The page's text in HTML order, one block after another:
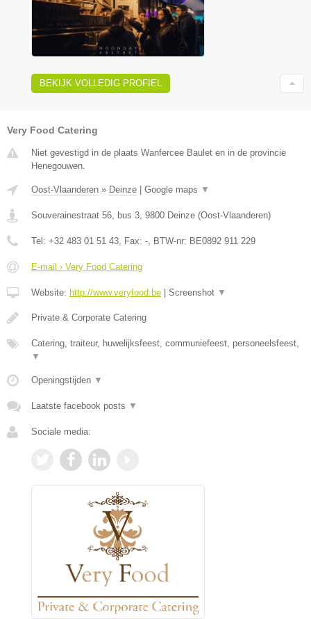
BEKIJK VOLLEDIG PROFIEL
Very Food Catering
Niet gevestigd in de plaats Wanfercee Baulet en in de provincie
Henegouwen.
Oost-Vlaanderen » Deinze Google maps ▼
Souverainestraat 56, bus 3, 9800 Deinze (Oost-Vlaanderen)
Tel: +32 483 01 51 43, Fax: -, BTW-nr: BE0892 911 229
E-mail › Very Food Catering
Website: http://www.veryfood.be Screenshot ▼
Private & Corporate Catering
Catering, traiteur, huwelijksfeest, communiefeest, personeelsfeest,
▼
Openingstijden ▼
Laatste facebook posts ▼
Sociale media: